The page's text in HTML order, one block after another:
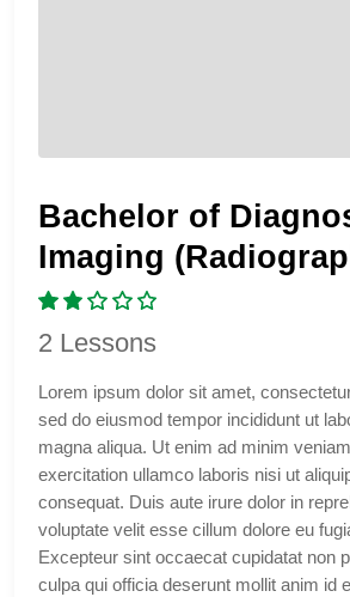
Bachelor of
Imaging
2 Lessons
Lorem ipsum dolor sit amet,
sed do eiusmod tempor incididunt ut
magna aliqua. Ut enim ad minim
exercitation ullamco laboris nisi ut
consequat. Duis aute irure dolor in
voluptate velit esse cillum dolore eu
Excepteur sint occaecat cupidatat non
culpa qui officia deserunt mollit anim id